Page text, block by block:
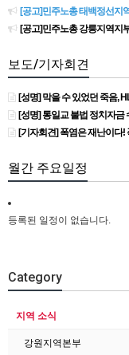
[공고]민주노총 태백정선지
[공고]민주노총 강릉지역지
보도/기자회견
[성명] 막을 수 있었던 죽음,
[성명] 통일교 불법 정치자금
[기자회견] 폭염은 재난이다
월간 주요일정
등록된 일정이 없습니다.
Category
지역 소식
강원지역본부